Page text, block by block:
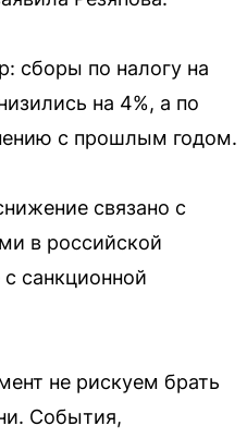
сборы по налогу на
на 4%, а по
с прошлым годом.
связано с
в российской
санкционной
не рискуем брать
События,